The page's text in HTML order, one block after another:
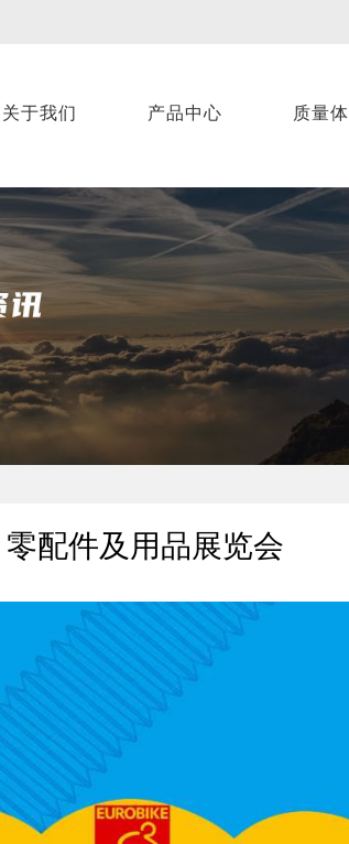
关于我们 产品中心 质量
配件及用品展览会